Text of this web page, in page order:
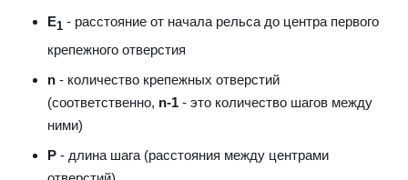
E1 - расстояние от начала рельса до центра первого
крепежного отверстия
n - количество крепежных отверстий
(соответственно, n-1 - это количество шагов между
ними)
P - длина шага (расстояния между центрами